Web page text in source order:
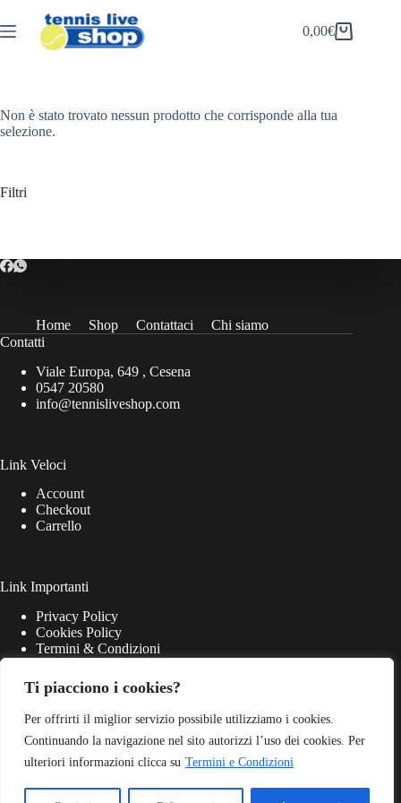
Ti piacciono i cookies?
Per offrirti il miglior servizio possibile utilizziamo i cookies.
Continuando la navigazione nel sito autorizzi l’uso dei cookies. Per
ulteriori informazioni clicca su Termini e Condizioni
al
contenuto
Carrello
0,00€
Non è stato trovato nessun prodotto che corrisponde alla tua
selezione.
Filtri
Home Shop Contattaci
Chi siamo
Contatti
Viale Europa, 649 , Cesena
0547 20580
info@tennisliveshop.com
Link Veloci
Account
Checkout
Carrello
Link Importanti
Privacy Policy
Cookies Policy
Termini & Condizioni